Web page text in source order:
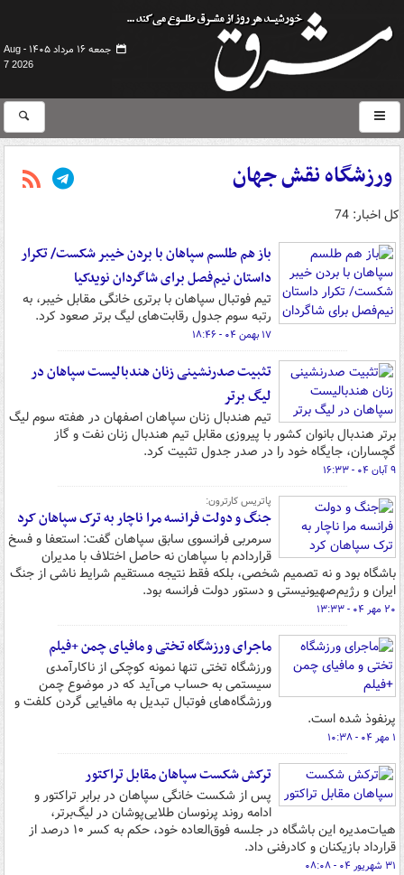
جمعه ۱۶ مرداد ۱۴۰۵ -
Aug
7 2026
ورزشگاه نقش جهان
کل اخبار: 74
باز هم طلسم سپاهان با بردن خیبر شکست/ تکرار
داستان نیم‌فصل برای شاگردان نویدکیا
تیم فوتبال سپاهان با برتری خانگی مقابل خیبر، به
رتبه سوم جدول رقابت‌های لیگ برتر صعود کرد.
۱۷ بهمن ۰۴ - ۱۸:۴۶
تثبیت صدرنشینی زنان هندبالیست سپاهان در
لیگ برتر
تیم هندبال زنان سپاهان اصفهان در هفته سوم لیگ
برتر هندبال بانوان کشور با پیروزی مقابل تیم هندبال زنان نفت و گاز
گچساران، جایگاه خود را در صدر جدول تثبیت کرد.
۹ آبان ۰۴ - ۱۶:۳۳
پاتریس کارترون:
جنگ و دولت فرانسه مرا ناچار به ترک سپاهان کرد
سرمربی فرانسوی سابق سپاهان گفت: استعفا و فسخ
قراردادم با سپاهان نه حاصل اختلاف با مدیران
باشگاه بود و نه تصمیم شخصی، بلکه فقط نتیجه مستقیم شرایط ناشی از جنگ
ایران و رژیم‌صهیونیستی و دستور دولت فرانسه بود.
۲۰ مهر ۰۴ - ۱۳:۳۳
ماجرای ورزشگاه تختی و مافیای چمن +فیلم
ورزشگاه تختی تنها نمونه کوچکی از ناکارآمدی
سیستمی به حساب می‌آید که در موضوع چمن
ورزشگاه‌های فوتبال تبدیل به مافیایی گردن کلفت و
پرنفوذ شده است.
۱ مهر ۰۴ - ۱۰:۳۸
ترکش شکست سپاهان مقابل تراکتور
پس از شکست خانگی سپاهان در برابر تراکتور و
ادامه روند پرنوسان طلایی‌پوشان در لیگ‌برتر،
هیات‌مدیره این باشگاه در جلسه فوق‌العاده خود، حکم به کسر ۱۰ درصد از
قرارداد بازیکنان و کادرفنی داد.
۳۱ شهریور ۰۴ - ۰۸:۰۸